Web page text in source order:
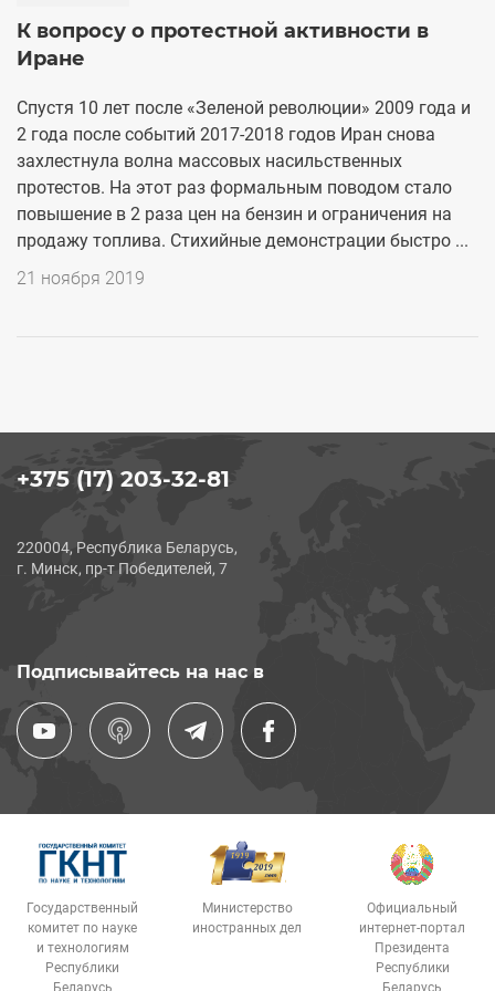
К вопросу о протестной активности в
Иране
Спустя 10 лет после «Зеленой революции» 2009 года и
2 года после событий 2017-2018 годов Иран снова
захлестнула волна массовых насильственных
протестов. На этот раз формальным поводом стало
повышение в 2 раза цен на бензин и ограничения на
продажу топлива. Стихийные демонстрации быстро ...
21 ноября 2019
+375 (17) 203-32-81
220004, Республика Беларусь,
г. Минск, пр-т Победителей, 7
Подписывайтесь на нас в
Государственный
комитет по науке
и технологиям
Республики
Министерство
иностранных дел
Официальный
интернет-портал
Президента
Республики